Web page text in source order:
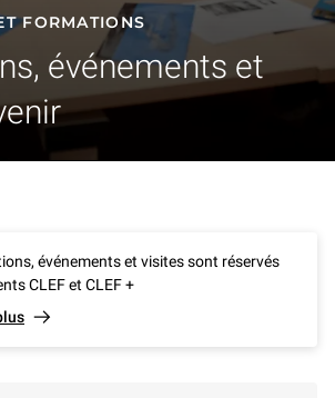
FORMATIONS
événements et
événements et visites sont réservés
CLEF et CLEF +